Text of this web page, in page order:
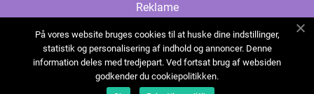
Reklame
Cookies
Kontakt Oss
Sitemap
På vores website bruges cookies til at huske dine indstillinger,
statistik og personalisering af indhold og annoncer. Denne
information deles med tredjepart. Ved fortsat brug af websiden
godkender du cookiepolitikken.